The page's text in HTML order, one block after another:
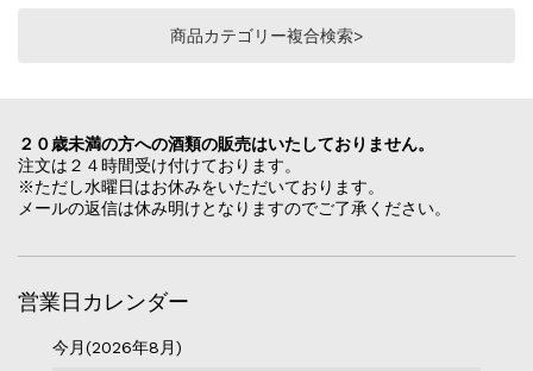
商品カテゴリー複合検索>
２０歳未満の方への酒類の販売はいたしておりません。
注文は２４時間受け付けております。
※ただし水曜日はお休みをいただいております。
メールの返信は休み明けとなりますのでご了承ください。
営業日カレンダー
今月(2026年8月)